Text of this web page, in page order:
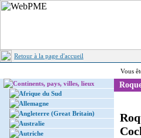
Retour à la page d'accueil
Vous
Continents, pays, villes, lieux
Afrique du Sud
Allemagne
Angleterre (Great Britain)
Australie
Autriche